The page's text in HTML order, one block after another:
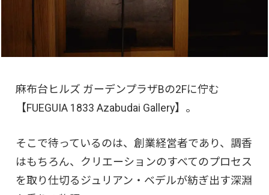
麻布台ヒルズ ガーデンプラザBの2Fに佇む
【FUEGUIA 1833 Azabudai Gallery】。
そこで待っているのは、創業経営者であり、調香
はもちろん、クリエーションのすべてのプロセス
を取り仕切るジュリアン・ベデルが紡ぎ出す深淵